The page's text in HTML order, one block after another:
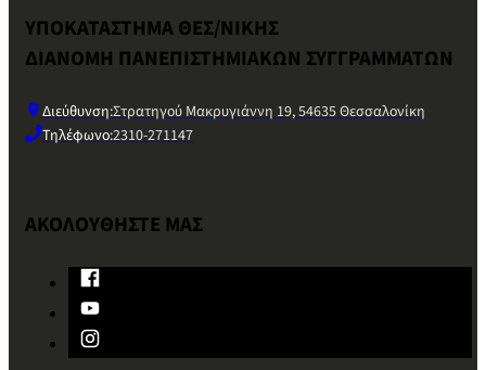
ΥΠΟΚΑΤΑΣΤΗΜΑ ΘΕΣ/ΝΙΚΗΣ
ΔΙΑΝΟΜΗ ΠΑΝΕΠΙΣΤΗΜΙΑΚΩΝ ΣΥΓΓΡΑΜΜΑΤΩΝ
Διεύθυνση:Στρατηγού Μακρυγιάννη 19, 54635 Θεσσαλονίκη
Τηλέφωνο:2310-271147
ΑΚΟΛΟΥΘΗΣΤΕ ΜΑΣ